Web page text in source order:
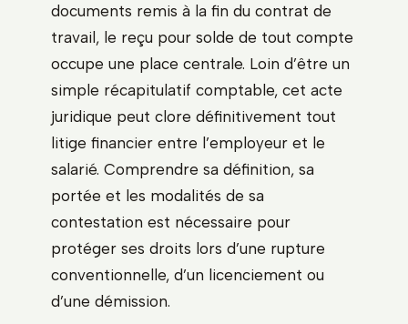
documents remis à la fin du contrat de
travail, le reçu pour solde de tout compte
occupe une place centrale. Loin d’être un
simple récapitulatif comptable, cet acte
juridique peut clore définitivement tout
litige financier entre l’employeur et le
salarié. Comprendre sa définition, sa
portée et les modalités de sa
contestation est nécessaire pour
protéger ses droits lors d’une rupture
conventionnelle, d’un licenciement ou
d’une démission.